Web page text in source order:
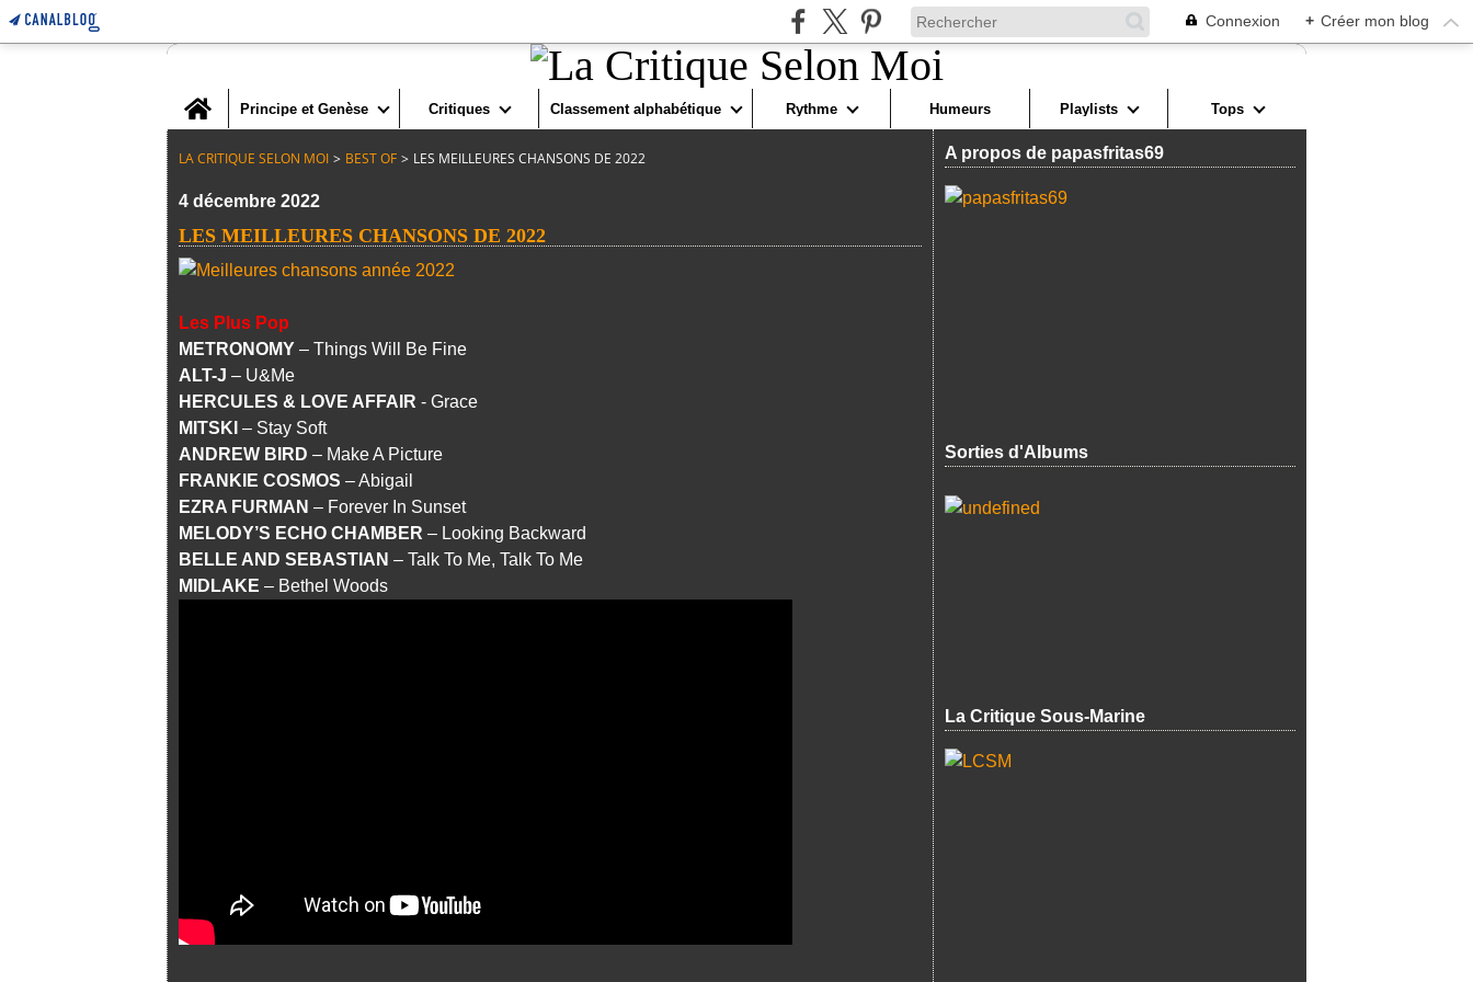
Connexion + Créer mon blog
Home
Principe et Genèse Critiques Classement alphabétique Rythme Humeurs Playlists Tops
LA CRITIQUE SELON MOI > BEST OF > LES MEILLEURES CHANSONS DE 2022
4 décembre 2022
LES MEILLEURES CHANSONS DE 2022
Les Plus Pop
METRONOMY – Things Will Be Fine
ALT-J – U&Me
HERCULES & LOVE AFFAIR - Grace
MITSKI – Stay Soft
ANDREW BIRD – Make A Picture
FRANKIE COSMOS – Abigail
EZRA FURMAN – Forever In Sunset
MELODY’S ECHO CHAMBER – Looking Backward
BELLE AND SEBASTIAN – Talk To Me, Talk To Me
MIDLAKE – Bethel Woods
A propos de papasfritas69
Sorties d'Albums
La Critique Sous-Marine